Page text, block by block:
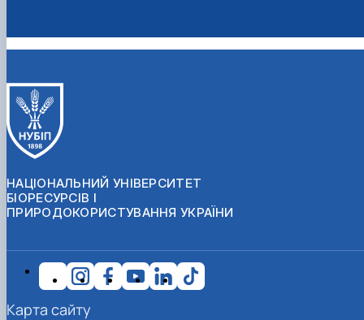
НАЦІОНАЛЬНИЙ УНІВЕРСИТЕТ
БІОРЕСУРСІВ І
ПРИРОДОКОРИСТУВАННЯ УКРАЇНИ
Карта сайту